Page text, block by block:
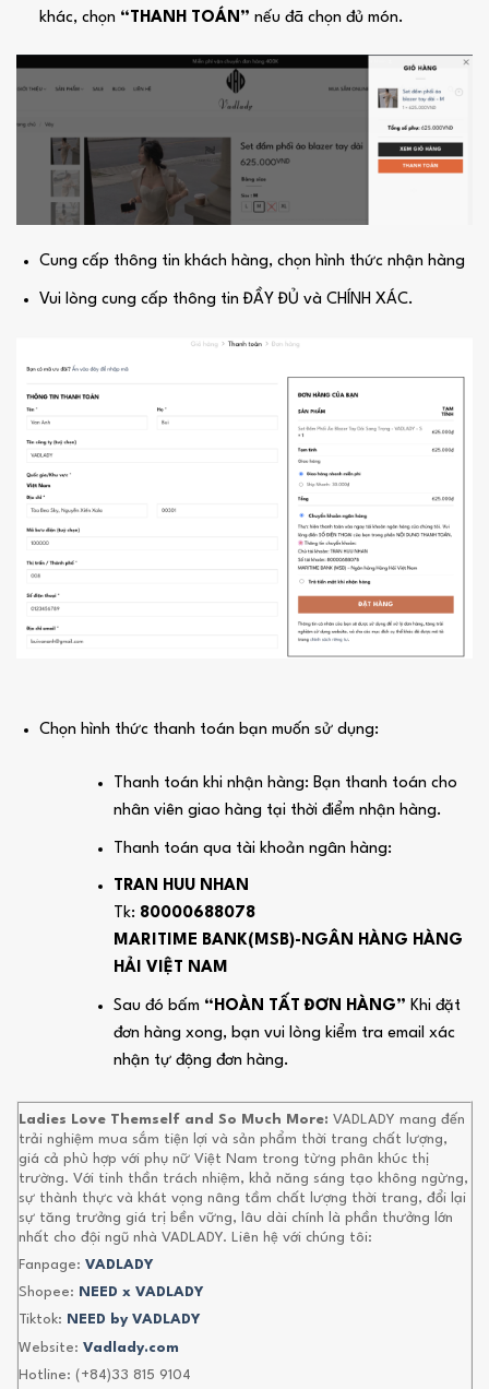
khác, chọn “THANH TOÁN” nếu đã chọn đủ món.
Cung cấp thông tin khách hàng, chọn hình thức nhận hàng
Vui lòng cung cấp thông tin ĐẦY ĐỦ và CHÍNH XÁC.
Chọn hình thức thanh toán bạn muốn sử dụng:
Thanh toán khi nhận hàng: Bạn thanh toán cho
nhân viên giao hàng tại thời điểm nhận hàng.
Thanh toán qua tài khoản ngân hàng:
TRAN HUU NHAN
Tk: 80000688078
MARITIME BANK(MSB)-NGÂN HÀNG HÀNG
HẢI VIỆT NAM
Sau đó bấm “HOÀN TẤT ĐƠN HÀNG” Khi đặt
đơn hàng xong, bạn vui lòng kiểm tra email xác
nhận tự động đơn hàng.
Ladies Love Themself and So Much More: VADLADY mang đến
trải nghiệm mua sắm tiện lợi và sản phẩm thời trang chất lượng,
giá cả phù hợp với phụ nữ Việt Nam trong từng phân khúc thị
trường. Với tinh thần trách nhiệm, khả năng sáng tạo không ngừng,
sự thành thực và khát vọng nâng tầm chất lượng thời trang, đổi lại
sự tăng trưởng giá trị bền vững, lâu dài chính là phần thưởng lớn
nhất cho đội ngũ nhà VADLADY. Liên hệ với chúng tôi:
Fanpage: VADLADY
Shopee:
NEED x VADLADY
Tiktok:
NEED by VADLADY
Website: Vadlady.com
Hotline: (+84)33 815 9104